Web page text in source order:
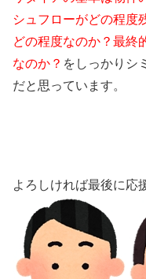
シュフローがどの程度
どの程度なのか？最終
なのか？ をしっかりシ
だと思っています。
よろしければ最後に応